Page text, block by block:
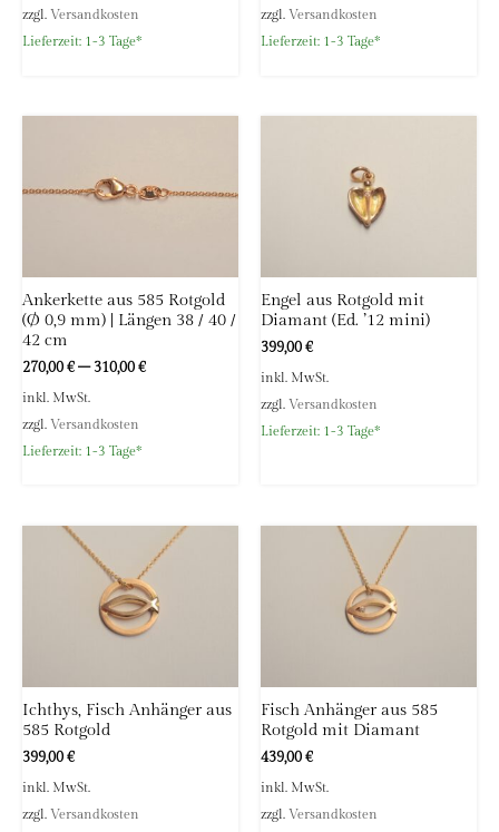
zzgl. Versandkosten
Lieferzeit: 1-3 Tage*
zzgl. Versandkosten
Lieferzeit: 1-3 Tage*
Ankerkette aus 585 Rotgold
(Ø 0,9 mm) | Längen 38 / 40 /
42 cm
270,00€–310,00€
inkl. MwSt.
zzgl. Versandkosten
Lieferzeit: 1-3 Tage*
Engel aus Rotgold mit
Diamant (Ed. ’12 mini)
399,00€
inkl. MwSt.
zzgl. Versandkosten
Lieferzeit: 1-3 Tage*
Ichthys, Fisch Anhänger aus
585 Rotgold
399,00€
inkl. MwSt.
zzgl. Versandkosten
Fisch Anhänger aus 585
Rotgold mit Diamant
439,00€
inkl. MwSt.
zzgl. Versandkosten